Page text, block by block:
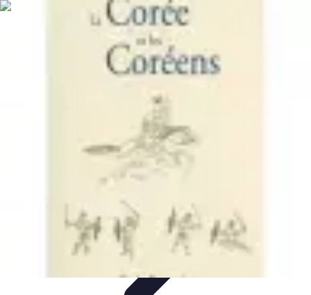
Soins Coréens
IngrédientsRoutine de soins